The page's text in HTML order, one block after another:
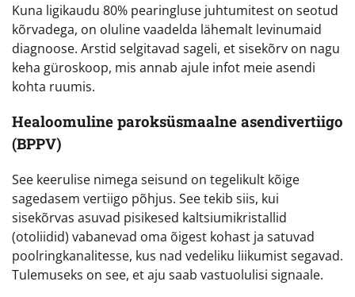
Kuna ligikaudu 80% pearingluse juhtumitest on seotud
kõrvadega, on oluline vaadelda lähemalt levinumaid
diagnoose. Arstid selgitavad sageli, et sisekõrv on nagu
keha güroskoop, mis annab ajule infot meie asendi
kohta ruumis.
Healoomuline paroksüsmaalne asendivertiigo
(BPPV)
See keerulise nimega seisund on tegelikult kõige
sagedasem vertiigo põhjus. See tekib siis, kui
sisekõrvas asuvad pisikesed kaltsiumikristallid
(otoliidid) vabanevad oma õigest kohast ja satuvad
poolringkanalitesse, kus nad vedeliku liikumist segavad.
Tulemuseks on see, et aju saab vastuolulisi signaale.